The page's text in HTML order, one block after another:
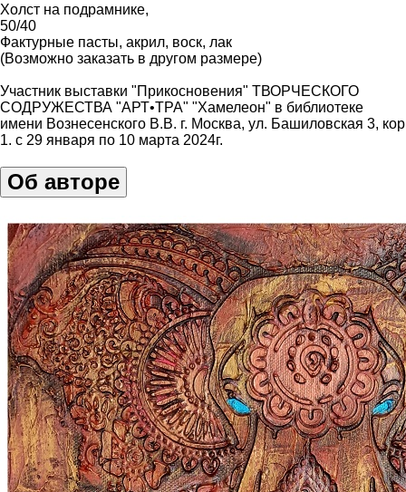
Холст на подрамнике,
50/40
Фактурные пасты, акрил, воск, лак
(Возможно заказать в другом размере)
Участник выставки "Прикосновения" ТВОРЧЕСКОГО
СОДРУЖЕСТВА "АРТ•ТРА" "Хамелеон" в библиотеке
имени Вознесенского В.В. г. Москва, ул. Башиловская 3, кор
1. с 29 января по 10 марта 2024г.
Об авторе